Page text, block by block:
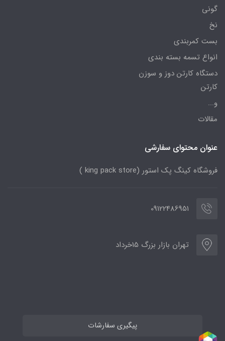
گونی
نخ
بست کمربندی
انواع تسمه بسته بندی
دستگاه کارتن دوز و سوزن
کارتن
و...
مقالات
عنوان محتوای سفارشی
فروشگاه کینگ پک استور (king pack store )
09122486951
تهران بازار بزرگ 15خرداد
پیگیری سفارشات